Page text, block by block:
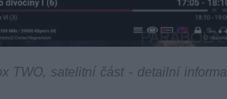
TWO, satelitní část - detailní